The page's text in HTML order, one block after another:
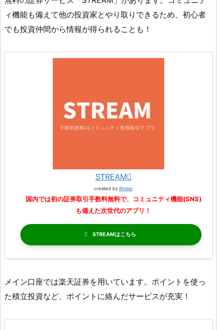
ィ機能も備えて他の投資家とやり取りできるため、初心者
でも投資仲間から情報が得られることも！
STREAM
created by Rinker
国内では初の証券取引手数料無料で、コミュニティ機能(SNS)
も備えた次世代のアプリ！
STREAM
メイン口座では楽天証券を用いています。ポイントを使っ
た積立投資など、ポイントに絡んだサービスが充実！